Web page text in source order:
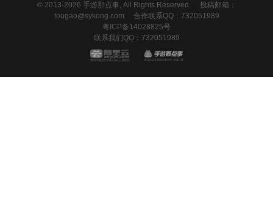
© 2013-2026 手游那点事, All Rights Reserved.
投稿邮箱：
tougao@sykong.com 合作联系QQ：732051989
粤ICP备14028825号
联系我们QQ：732051989